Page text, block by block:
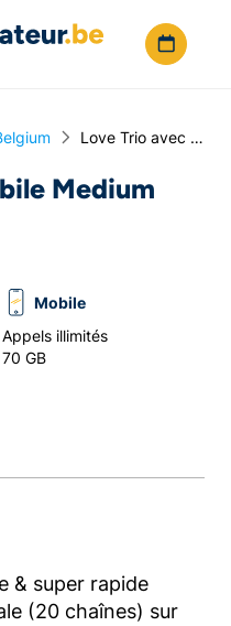
Love Trio avec Mobile Medium
Medium
Mobile
Appels illimités
70 GB
& super rapide
(20 chaînes) sur